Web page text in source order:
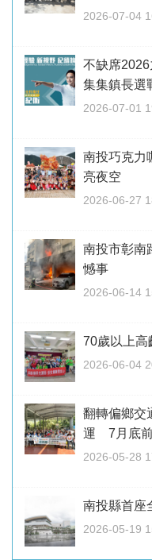
2026-07-04
不缺席
集集鎮長選
2026-07-01
南投巧克
亮夜空
2026-06-27
南投市彰
憾事
2026-06-14
70歲以上
2026-06-04
翻轉偏鄉交
運 7月底
2026-05-28
南投縣首
2026-05-19